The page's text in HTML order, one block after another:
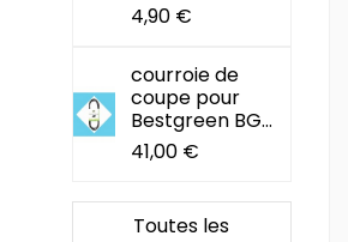
4,90 €
courroie de
coupe pour
Bestgreen BG...
41,00 €
Toutes les